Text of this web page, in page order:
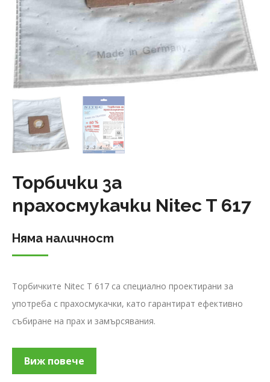
Торбички за
прахосмукачки Nitec T 617
Няма наличност
Торбичките Nitec T 617 са специално проектирани за
употреба с прахосмукачки, като гарантират ефективно
събиране на прах и замърсявания.
Виж повече